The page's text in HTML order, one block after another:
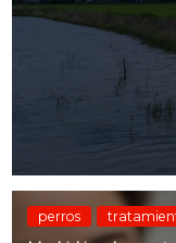
perros